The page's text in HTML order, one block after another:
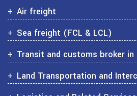
Air freight
Sea freight (FCL & LCL)
Transit and customs broker in
Land Transportation and